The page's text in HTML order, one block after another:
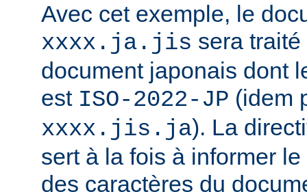
Avec cet exemple, le
xxxx.ja.jis sera
document japonais dont
est ISO-2022-JP (idem
xxxx.jis.ja). La
sert à la fois à informer
des caractères du